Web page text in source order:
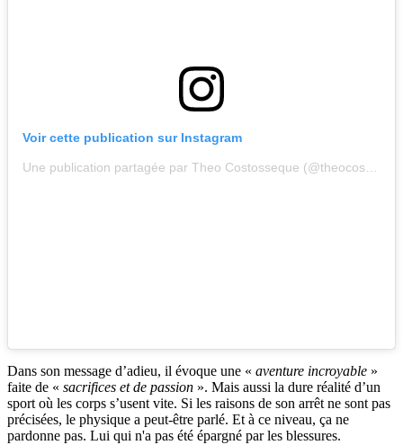
Voir cette publication sur Instagram
Une publication partagée par Theo Costosseque (@theocostos)
Dans son message d’adieu, il évoque une « aventure incroyable »
faite de « sacrifices et de passion ». Mais aussi la dure réalité d’un
sport où les corps s’usent vite. Si les raisons de son arrêt ne sont pas
précisées, le physique a peut-être parlé. Et à ce niveau, ça ne
pardonne pas. Lui qui n'a pas été épargné par les blessures.